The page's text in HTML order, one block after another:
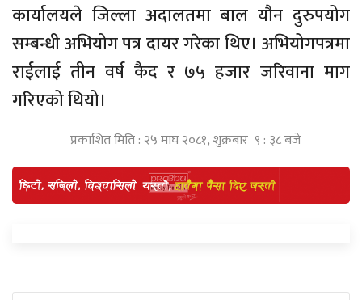
कार्यालयले जिल्ला अदालतमा बाल यौन दुरुपयोग
सम्बन्धी अभियोग पत्र दायर गरेका थिए। अभियोगपत्रमा
राईलाई तीन वर्ष कैद र ७५ हजार जरिवाना माग
गरिएको थियो।
प्रकाशित मिति : २५ माघ २०८१, शुक्रबार ९ : ३८ बजे